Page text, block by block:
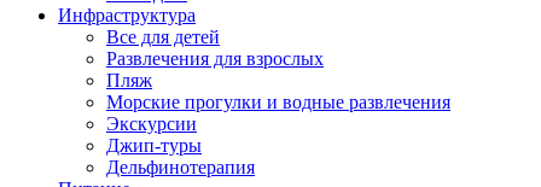
Инфраструктура
Все для детей
Развлечения для взрослых
Пляж
Морские прогулки и водные развлечения
Экскурсии
Джип-туры
Дельфинотерапия